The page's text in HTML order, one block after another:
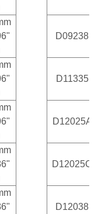
D09238
D11335
D12025A
D12025C
D12038